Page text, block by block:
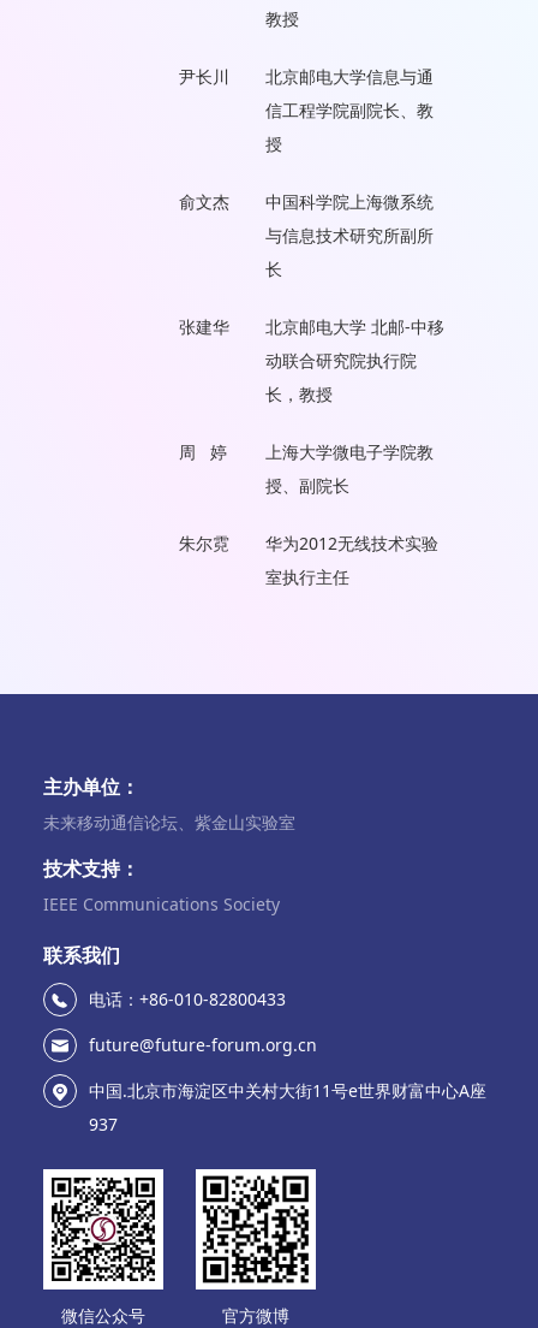
教授
尹长川
北京邮电大学信息与通
信工程学院副院长、教
授
俞文杰
中国科学院上海微系统
与信息技术研究所副所
长
张建华
北京邮电大学 北邮-中移
动联合研究院执行院
长，教授
周 婷
上海大学微电子学院教
授、副院长
朱尔霓
华为2012无线技术实验
室执行主任
主办单位：
未来移动通信论坛、紫金山实验室
技术支持：
IEEE Communications Society
联系我们
电话：+86-010-82800433
future@future-forum.org.cn
中国.北京市海淀区中关村大街11号e世界财富中心A座
937
微信公众号 官方微博